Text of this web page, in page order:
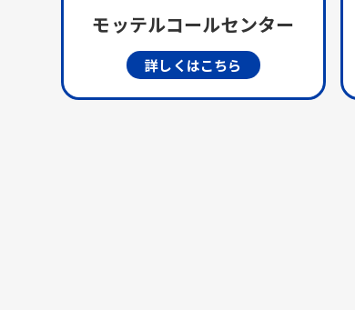
モッテルコールセンター
詳しくはこちら